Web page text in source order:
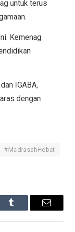
untuk terus
Kemenag
IGABA,
dengan
#MadrasahHebat
T
E